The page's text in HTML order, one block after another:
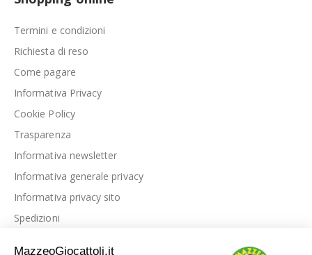
Termini e condizioni
Richiesta di reso
Come pagare
Informativa Privacy
Cookie Policy
Trasparenza
Informativa newsletter
Informativa generale privacy
Informativa privacy sito
Spedizioni